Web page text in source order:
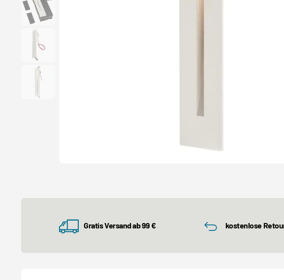
Gratis Versand ab 99 € kostenlose